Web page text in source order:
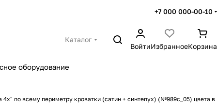
+7 000 000-00-10
Каталог
ВойтиИзбранноеКорзина
оборудование
4х" по всему периметру кроватки (сатин + синтепух) (№989с_05) цвета в